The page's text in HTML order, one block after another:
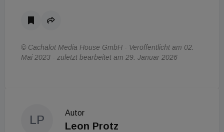
© Cachalot Media House GmbH - Veröffentlicht am 02.
Mai 2023 - zuletzt bearbeitet am 29. Januar 2026
LP
Autor
Leon Protz